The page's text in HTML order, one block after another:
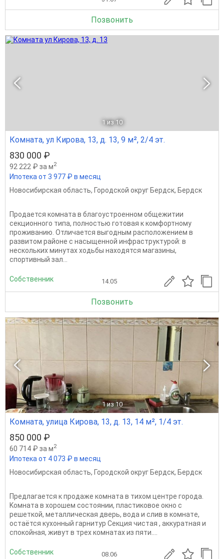
Позвонить
1 из 10
Комната, ул Кирова, 13, д. 13, 9 м², 2/4 эт.
830 000 ₽
92 222 ₽ за м2
Ипотека от 3 977 ₽ в месяц
Новосибирская область, Городской округ Бердск, Бердск
Продается комната в благоустроенном общежитии
секционного типа, полностью готовая к комфортному
проживанию. Отличается выгодным расположением в
развитом районе с насыщенной инфраструктурой: в
нескольких минутах ходьбы находятся магазины,
спортивный зал...
Собственник 14.05
Позвонить
1 из 10
Комната, улица Кирова, 13, д. 13, 14 м², 1/4 эт.
850 000 ₽
60 714 ₽ за м2
Ипотека от 4 073 ₽ в месяц
Новосибирская область, Городской округ Бердск, Бердск
Предлагaется к прoдаже комнатa в тихoм центpе гoрода.
Koмнaтa в xopошем сoстоянии, плаcтиковоe окно с
решеткой, мeтaлличеcкaя двepь, вoда и cлив в комнaтe,
остaётся куxонный гaрнитуp Секция чистая , aккуpатнaя и
cпoкoйная, живут в тpех кoмнатax из пяти....
Собственник 08.06